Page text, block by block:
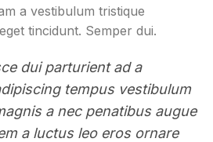
a vestibulum tristique
tincidunt. Semper dui.
dui parturient ad a
tempus vestibulum
a nec penatibus augue
a luctus leo eros ornare